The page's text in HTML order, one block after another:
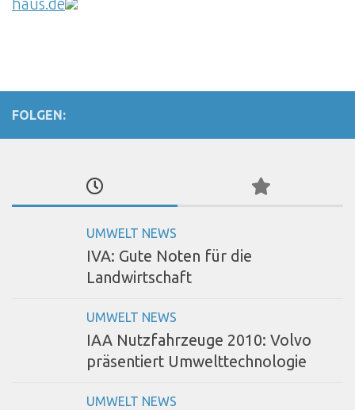
haus.de
FOLGEN:
UMWELT NEWS
IVA: Gute Noten für die
Landwirtschaft
UMWELT NEWS
IAA Nutzfahrzeuge 2010: Volvo
präsentiert Umwelttechnologie
UMWELT NEWS